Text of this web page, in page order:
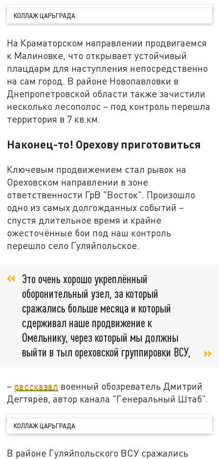
КОЛЛАЖ ЦАРЬГРАДА
На Краматорском направлении продвигаемся
к Малиновке, что открывает устойчивый
плацдарм для наступления непосредственно
на сам город. В районе Новопавловки в
Днепропетровской области также зачистили
несколько лесополос – под контроль перешла
территория в 7 кв.км.
Наконец-то! Орехову приготовиться
Ключевым продвижением стал рывок на
Ореховском направлении в зоне
ответственности ГрВ "Восток". Произошло
одно из самых долгожданных событий –
спустя длительное время и крайне
ожесточённые бои под наш контроль
перешло село Гуляйпольское.
Это очень хорошо укреплённый
оборонительный узел, за который
сражались больше месяца и который
сдерживал наше продвижение к
Омельнику, через который мы должны
выйти в тыл ореховской группировки ВСУ,
– рассказал военный обозреватель Дмитрий
Дегтярёв, автор канала "Генеральный Штаб".
КОЛЛАЖ ЦАРЬГРАДА
В районе Гуляйпольского ВСУ сражались